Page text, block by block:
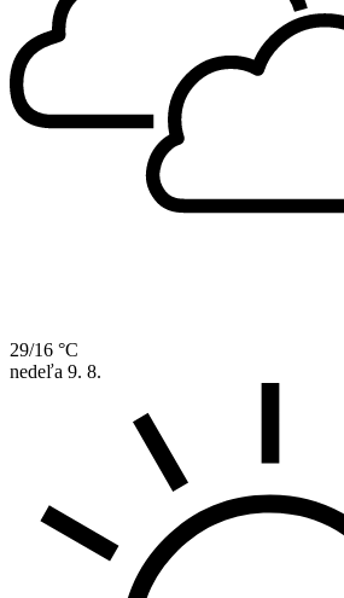
29/16 °C
nedeľa 9. 8.